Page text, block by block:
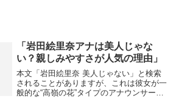
「岩田絵里奈アナは美人じゃな
い？親しみやすさが人気の理由」
本文「岩田絵里奈 美人じゃない」と検索
されることがありますが、これは彼女が一
般的な“高嶺の花”タイプのアナウンサー像